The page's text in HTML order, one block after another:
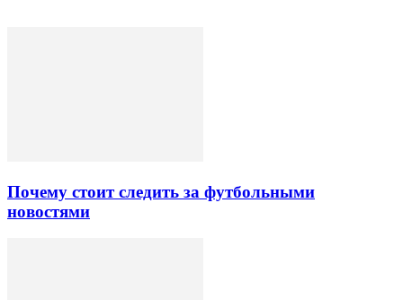
Почему стоит следить за футбольными
новостями